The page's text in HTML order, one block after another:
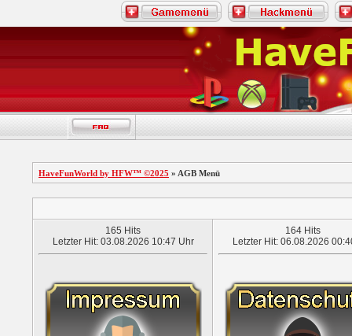
HaveFunWorld by HFW™ ©2025 » AGB Menü
165 Hits
Letzter Hit: 03.08.2026 10:47 Uhr
164 Hits
Letzter Hit: 06.08.2026